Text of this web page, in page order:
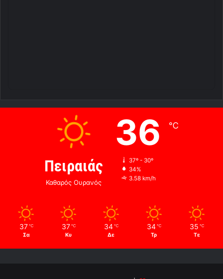
Πειραιάς
Καθαρός Ουρανός
36 ℃
37º - 30º
34%
3.58 km/h
37 ℃
Σα
37 ℃
Κυ
34 ℃
Δε
34 ℃
Τρ
35 ℃
Τε